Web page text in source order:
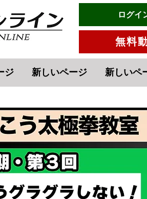
有料会員ログ
ログイ
無料
ジ 新しいページ 新しいペ